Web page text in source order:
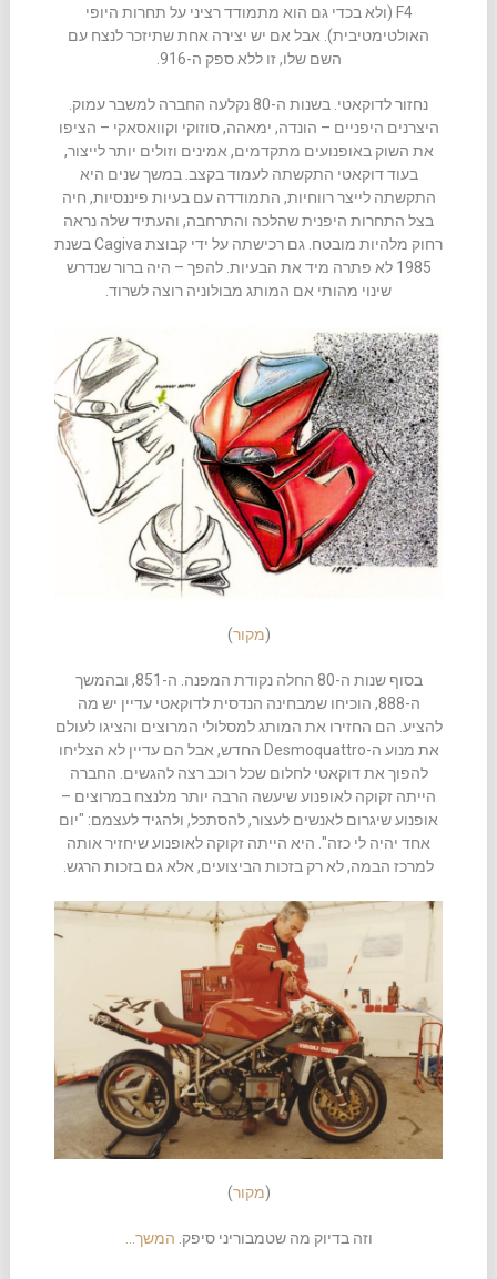
F4 (ולא בכדי גם הוא מתמודד רציני על תחרות היופי
האולטימטיבית). אבל אם יש יצירה אחת שתיזכר לנצח עם
השם שלו, זו ללא ספק ה-916.
נחזור לדוקאטי. בשנות ה-80 נקלעה החברה למשבר עמוק.
היצרנים היפניים – הונדה, ימאהה, סוזוקי וקוואסאקי – הציפו
את השוק באופנועים מתקדמים, אמינים וזולים יותר לייצור,
בעוד דוקאטי התקשתה לעמוד בקצב. במשך שנים היא
התקשתה לייצר רווחיות, התמודדה עם בעיות פיננסיות, חיה
בצל התחרות היפנית שהלכה והתרחבה, והעתיד שלה נראה
רחוק מלהיות מובטח. גם רכישתה על ידי קבוצת Cagiva בשנת
1985 לא פתרה מיד את הבעיות. להפך – היה ברור שנדרש
שינוי מהותי אם המותג מבולוניה רוצה לשרוד.
(מקור)
בסוף שנות ה-80 החלה נקודת המפנה. ה-851, ובהמשך
ה-888, הוכיחו שמבחינה הנדסית לדוקאטי עדיין יש מה
להציע. הם החזירו את המותג למסלולי המרוצים והציגו לעולם
את מנוע ה-Desmoquattro החדש, אבל הם עדיין לא הצליחו
להפוך את דוקאטי לחלום שכל רוכב רצה להגשים. החברה
הייתה זקוקה לאופנוע שיעשה הרבה יותר מלנצח במרוצים –
אופנוע שיגרום לאנשים לעצור, להסתכל, ולהגיד לעצמם: "יום
אחד יהיה לי כזה". היא הייתה זקוקה לאופנוע שיחזיר אותה
למרכז הבמה, לא רק בזכות הביצועים, אלא גם בזכות הרגש.
(מקור)
וזה בדיוק מה שטמבוריני סיפק. המשך…